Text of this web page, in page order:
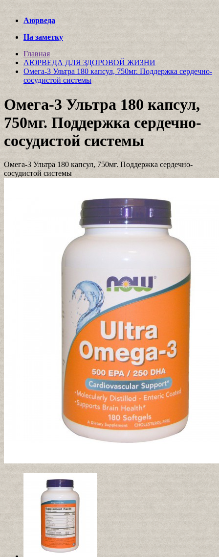
Аюрведа
На заметку
Главная
АЮРВЕДА ДЛЯ ЗДОРОВОЙ ЖИЗНИ
Омега-3 Ультра 180 капсул, 750мг. Поддержка сердечно-
сосудистой системы
Омега-3 Ультра 180 капсул,
750мг. Поддержка сердечно-
сосудистой системы
Омега-3 Ультра 180 капсул, 750мг. Поддержка сердечно-
сосудистой системы